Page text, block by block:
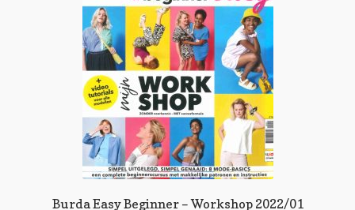
Burda Easy Beginner – Workshop 2022/01